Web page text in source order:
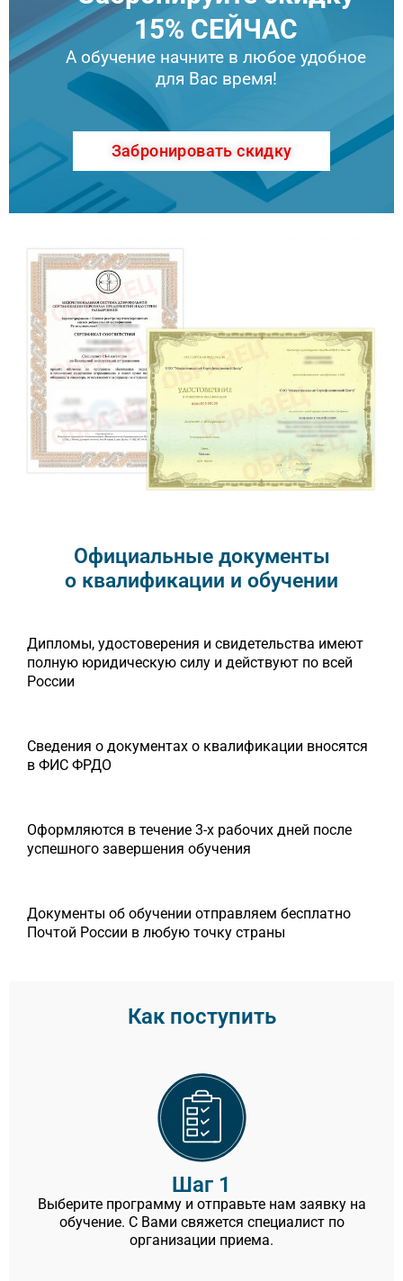
15% СЕЙЧАС
А обучение начните в любое удобное
для Вас время!
Забронировать скидку
Официальные документы
о квалификации и обучении
Дипломы, удостоверения и свидетельства имеют
полную юридическую силу и действуют по всей
России
Сведения о документах о квалификации вносятся
в ФИС ФРДО
Оформляются в течение 3-х рабочих дней после
успешного завершения обучения
Документы об обучении отправляем бесплатно
Почтой России в любую точку страны
Как поступить
Шаг 1
Выберите программу и отправьте нам заявку на
обучение. С Вами свяжется специалист по
организации приема.